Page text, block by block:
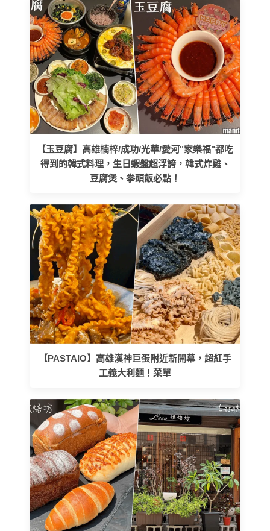
【玉豆腐】高雄楠梓/成功/光華/愛河"家樂福"都吃
得到的韓式料理，生日蝦盤超浮誇，韓式炸雞、
豆腐煲、拳頭飯必點！
【PASTAIO】高雄漢神巨蛋附近新開幕，超紅手
工義大利麵！菜單